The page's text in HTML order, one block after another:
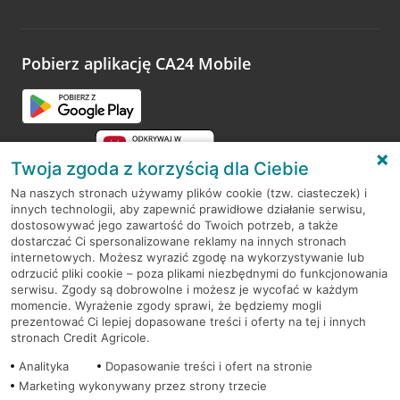
opinie.
Pobierz aplikację CA24 Mobile
RODO
Regulamin serwisu
Mapa serwisu
PolitykaCookies
Twoja zgoda z korzyścią dla Ciebie
Na naszych stronach używamy plików cookie (tzw. ciasteczek) i
innych technologii, aby zapewnić prawidłowe działanie serwisu,
dostosowywać jego zawartość do Twoich potrzeb, a także
dostarczać Ci spersonalizowane reklamy na innych stronach
internetowych. Możesz wyrazić zgodę na wykorzystywanie lub
odrzucić pliki cookie – poza plikami niezbędnymi do funkcjonowania
serwisu. Zgody są dobrowolne i możesz je wycofać w każdym
momencie. Wyrażenie zgody sprawi, że będziemy mogli
prezentować Ci lepiej dopasowane treści i oferty na tej i innych
stronach Credit Agricole.
Analityka
Dopasowanie treści i ofert na stronie
Marketing wykonywany przez strony trzecie